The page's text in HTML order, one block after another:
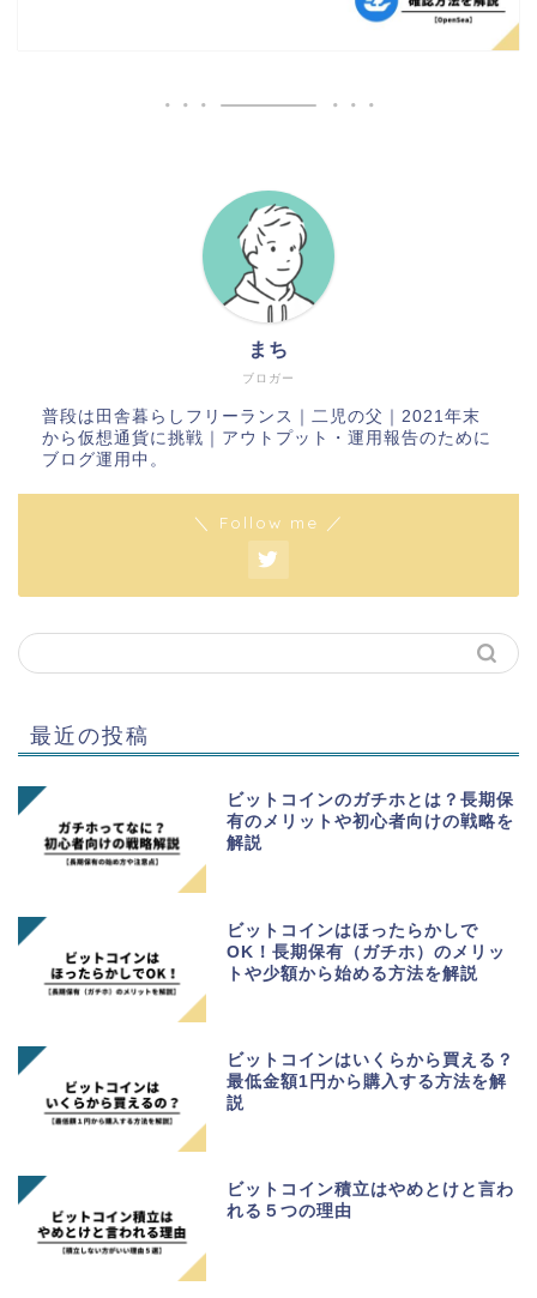
ブロガー
まち
普段は田舎暮らしフリーランス｜二児の父｜2021年末
から仮想通貨に挑戦｜アウトプット・運用報告のために
ブログ運用中。
＼ Follow me ／
最近の投稿
ビットコインのガチホとは？長期保
有のメリットや初心者向けの戦略を
解説
ビットコインはほったらかしで
OK！長期保有（ガチホ）のメリッ
トや少額から始める方法を解説
ビットコインはいくらから買える？
最低金額1円から購入する方法を解
説
ビットコイン積立はやめとけと言わ
れる５つの理由